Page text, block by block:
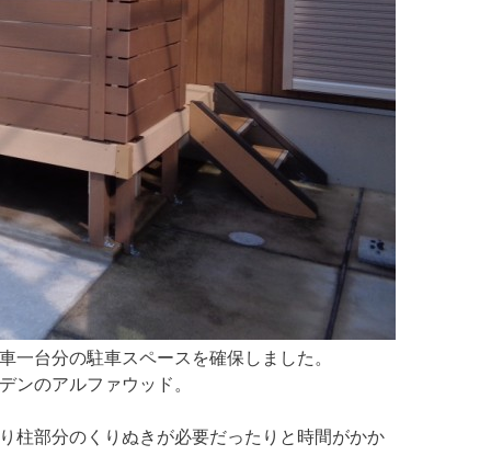
台分の駐車スペースを確保しました。
ンのアルファウッド。
柱部分のくりぬきが必要だったりと時間がかか